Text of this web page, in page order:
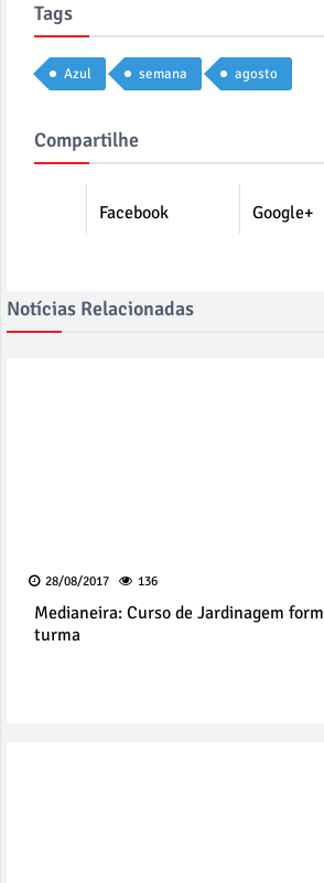
Tags
Azul semana agosto
Compartilhe
Facebook Google+
Notícias Relacionadas
28/08/2017 136
Medianeira: Curso de Jardinagem
turma